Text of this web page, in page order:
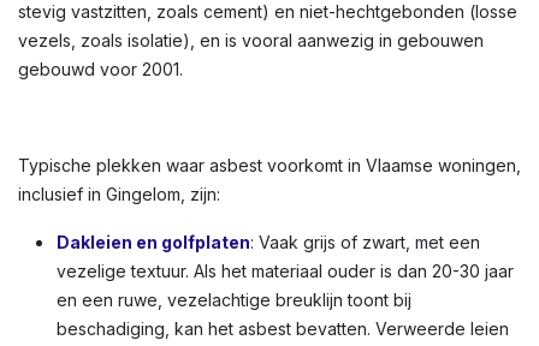
stevig vastzitten, zoals cement) en niet-hechtgebonden (losse
vezels, zoals isolatie), en is vooral aanwezig in gebouwen
gebouwd voor 2001.
Typische plekken waar asbest voorkomt in Vlaamse woningen,
inclusief in Gingelom, zijn:
Dakleien en golfplaten: Vaak grijs of zwart, met een
vezelige textuur. Als het materiaal ouder is dan 20-30 jaar
en een ruwe, vezelachtige breuklijn toont bij
beschadiging, kan het asbest bevatten. Verweerde leien